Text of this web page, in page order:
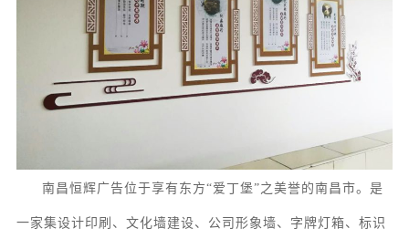
南昌恒辉广告位于享有东方“爱丁堡”之美誉的南昌市。 是
一家集设计印刷、 文化墙建设、 公司形象墙、字牌灯箱、 标识